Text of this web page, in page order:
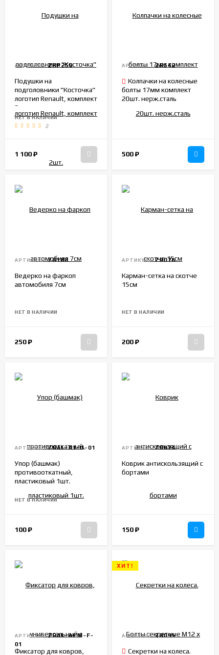
АРТИКУЛ: ZRP259
Подушки на
подголовники "Косточка"
логотип Renault, комплект
2шт.
НЕТ В НАЛИЧИИ
2
1 100₽
АРТИКУЛ: ZR542
Колпачки на колесные
болты 17мм комплект
20шт. нерж.сталь
500₽
АРТИКУЛ: ZR188
Ведерко на фаркоп
автомобиля 7см
НЕТ В НАЛИЧИИ
250₽
АРТИКУЛ: ZR076
Карман-сетка на скотче
15см
НЕТ В НАЛИЧИИ
200₽
АРТИКУЛ: ZRAL-AJ-U-01
Упор (башмак)
противооткатный,
пластиковый 1шт.
НЕТ В НАЛИЧИИ
100₽
АРТИКУЛ: ZR074
Коврик антискользящий с
бортами
150₽
АРТИКУЛ: ZRAL-ACM-F-
01
Фиксатор для ковров,
ХИТ!
АРТИКУЛ: ZR095
Секретки на колеса.